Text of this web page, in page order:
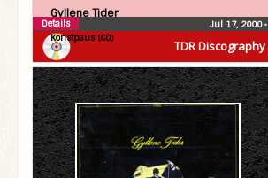
TDR Discography
Gyllene Tider
Konstpaus (CD)
Jul 17, 2000•
Details